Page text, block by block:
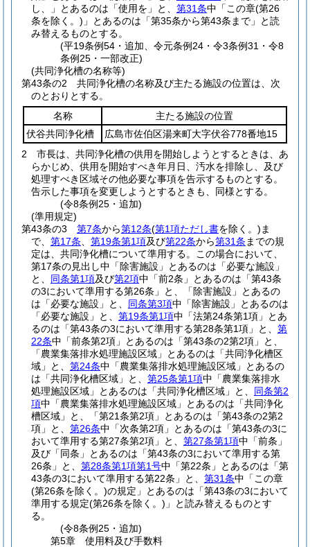
し、」とあるのは「使用を」と、 第31条中「この章(第26
条を除く。) 」とあるのは「第35条から第43条まで」と読
み替えるものとする。
(平19条例54・追加、令元条例24・令3条例31・令8
条例25・一部改正)
(共同浄化槽の名称等)
第43条の2
共同浄化槽の名称及び主たる施設の位置は、次
のとおりとする。
名称
主たる施設の位置
伏谷共同浄化槽
広島市佐伯区湯来町大字伏谷778番地15
2
市長は、共同浄化槽の供用を開始しようとするときは、あ
らかじめ、供用を開始すべき年月日、汚水を排除し、及び
処理すべき区域その他必要な事項を告示するものとする。
告示した事項を変更しようとするときも、同様とする。
(令8条例25・追加)
(準用規定)
第43条の3
第7条から第12条(第1項ただし書を除く。) ま
で、 第17条 第19条第1項及び第22条から第31条 までの規
定は、共同浄化槽について準用する。
この場合において、
第17条の見出し中「除害施設」とあるのは「必要な施設」
と、 同条第1項及び第2項中「前2条」とあるのは「第43条
の3において準用する第26条」と、「除害施設」とあるの
は「必要な施設」と、 同条第3項中「除害施設」とあるのは
「必要な施設」と、 第19条第1項中「法第24条第1項」とあ
るのは「第43条の3において準用する第28条第1項」と、 第
22条中「前条第2項」とあるのは「第43条の2第2項」と、
「農業集落排水処理施設区域」とあるのは「共同浄化槽区
域」と、 第24条中「農業集落排水処理施設区域」とあるの
は「共同浄化槽区域」と、 第25条第1項中「農業集落排水
処理施設区域」とあるのは「共同浄化槽区域」と、 同条第2
項中「農業集落排水処理施設区域」とあるのは「共同浄化
槽区域」と、「第21条第2項」とあるのは「第43条の2第2
項」と、 第26条中「次条第2項」とあるのは「第43条の3に
おいて準用する第27条第2項」と、 第27条第1項中「前条」
及び「同条」とあるのは「第43条の3において準用する第
26条」と、 第28条第1項第1号中「第22条」とあるのは「第
43条の3において準用する第22条」と、 第31条中「この章
(第26条を除く。)の規定」とあるのは「第43条の3において
準用する規定(第26条を除く。) 」と読み替えるものとす
る。
(令8条例25・追加)
第5章
使用料及び手数料